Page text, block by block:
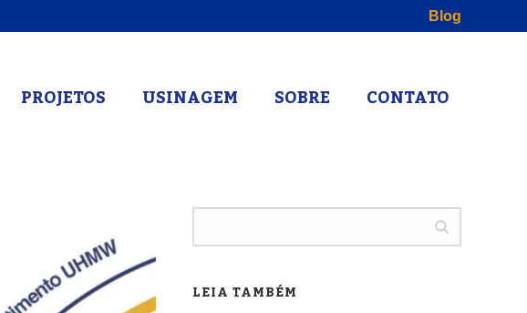
Blog
PROJETOS USINAGEM SOBRE CONTATO
LEIA TAMBÉM